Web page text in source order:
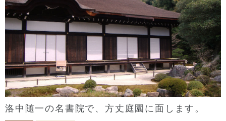
洛中随一の名書院で、方丈庭園に面します。